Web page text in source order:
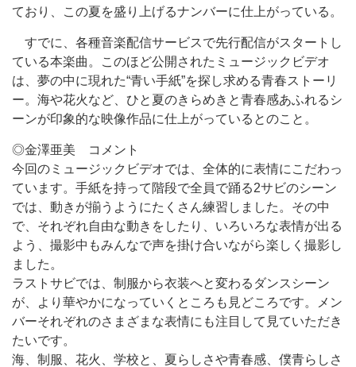
ており、この夏を盛り上げるナンバーに仕上がっている。
すでに、各種音楽配信サービスで先行配信がスタートし
ている本楽曲。このほど公開されたミュージックビデオ
は、夢の中に現れた“青い手紙”を探し求める青春ストーリ
ー。海や花火など、ひと夏のきらめきと青春感あふれるシ
ーンが印象的な映像作品に仕上がっているとのこと。
◎金澤亜美 コメント
今回のミュージックビデオでは、全体的に表情にこだわっ
ています。手紙を持って階段で全員で踊る2サビのシーン
では、動きが揃うようにたくさん練習しました。その中
で、それぞれ自由な動きをしたり、いろいろな表情が出る
よう、撮影中もみんなで声を掛け合いながら楽しく撮影し
ました。
ラストサビでは、制服から衣装へと変わるダンスシーン
が、より華やかになっていくところも見どころです。メン
バーそれぞれのさまざまな表情にも注目して見ていただき
たいです。
海、制服、花火、学校と、夏らしさや青春感、僕青らしさ